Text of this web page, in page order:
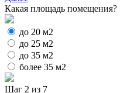
Какая площадь помещения?
до 20 м2
до 25 м2
до 35 м2
более 35 м2
Шаг 2 из 7